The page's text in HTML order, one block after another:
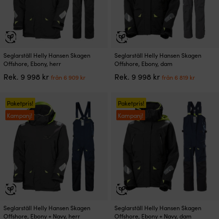
produktsidan
produktsidan
Den
här
har
varianter.
De
olika
alternativen
väljas
produktsidan
Seglarställ Helly Hansen Skagen
Offshore, Ebony, herr
Rek. 9 998 krDet
var:
9
998 kr.
från 6 909 krDet
är:
från
6
909 kr.
Den
här
har
varianter.
De
olika
alternativen
väljas
produktsidan
Seglarställ Helly Hansen Skagen
Offshore, Ebony, dam
Rek. 9 998 krDet
var:
9
998 kr.
från 6 819 krDet
är:
från
6
819 kr.
Paketpris!
Kampanj!
Den
här
Seglarställ Helly Hansen Skagen
Offshore, Ebony + Navy, herr
Paketpris!
Kampanj!
Den
här
Seglarställ Helly Hansen Skagen
Offshore, Ebony + Navy, dam